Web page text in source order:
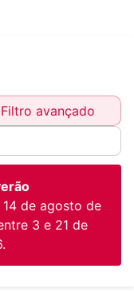
Filtro avançado
de agosto de
3 e 21 de